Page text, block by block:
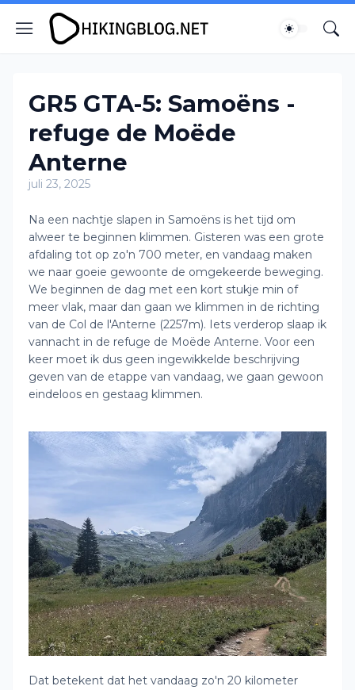
GR5 GTA-5: Samoëns -
refuge de Moëde
Anterne
juli 23, 2025
Na een nachtje slapen in Samoëns is het tijd om
alweer te beginnen klimmen. Gisteren was een grote
afdaling tot op zo'n 700 meter, en vandaag maken
we naar goeie gewoonte de omgekeerde beweging.
We beginnen de dag met een kort stukje min of
meer vlak, maar dan gaan we klimmen in de richting
van de Col de l'Anterne (2257m). Iets verderop slaap ik
vannacht in de refuge de Moëde Anterne. Voor een
keer moet ik dus geen ingewikkelde beschrijving
geven van de etappe van vandaag, we gaan gewoon
eindeloos en gestaag klimmen.
Dat betekent dat het vandaag zo'n 20 kilometer